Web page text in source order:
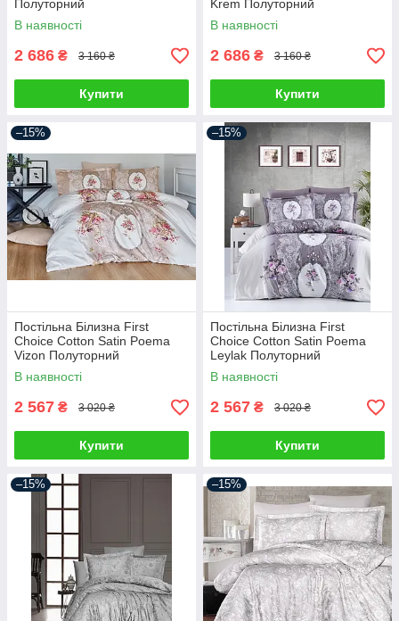
Полуторний
В наявності
2 686 ₴ 3 160 ₴
Купити
Krem Полуторний
В наявності
2 686 ₴ 3 160 ₴
Купити
–15%
Постільна Білизна First
Choice Cotton Satin Poema
Vizon Полуторний
В наявності
2 567 ₴ 3 020 ₴
Купити
–15%
Постільна Білизна First
Choice Cotton Satin Poema
Leylak Полуторний
В наявності
2 567 ₴ 3 020 ₴
Купити
–15% –15%